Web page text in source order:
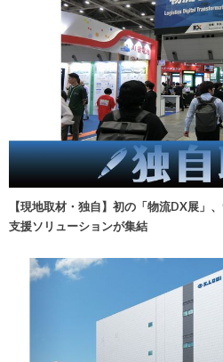
【現地取材・独自】初の「物流DX展」
支援ソリューションが集結